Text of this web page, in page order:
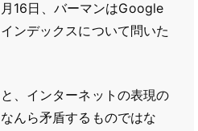
16日、バーマンはGoogle
ンデックスについて問いた
、インターネットの表現の
んら矛盾するものではな